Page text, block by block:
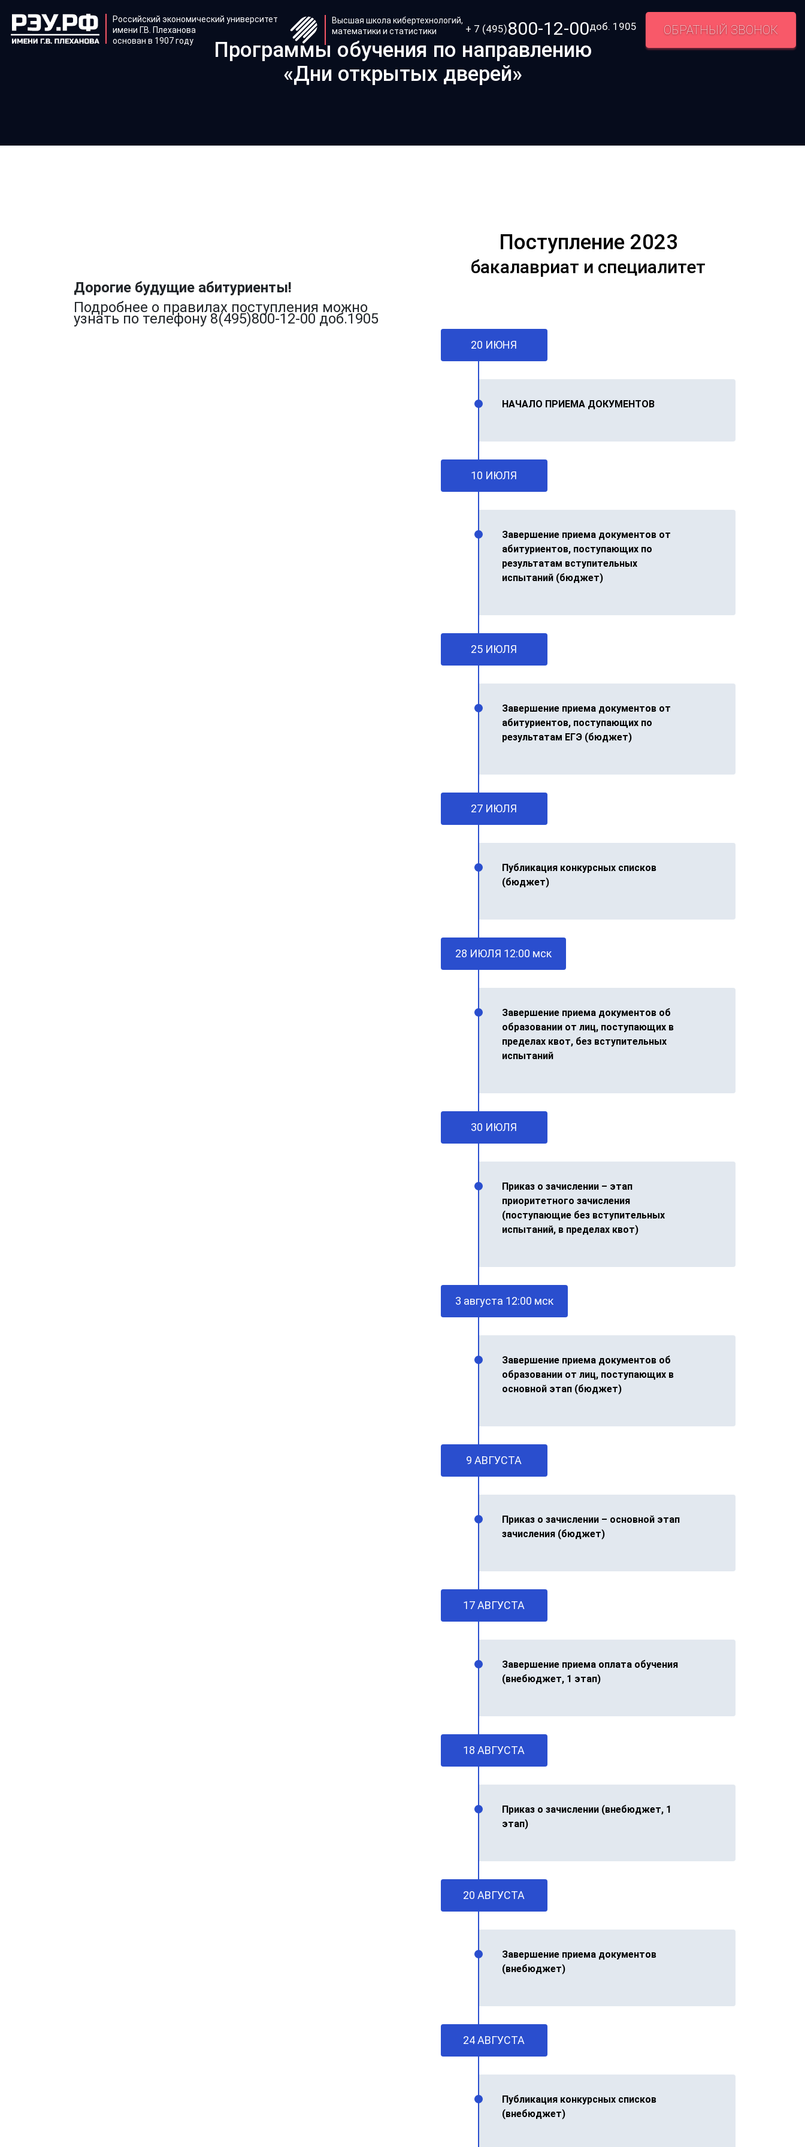
Российский экономический университет
имени Г.В. Плеханова
основан в 1907 году
Высшая школа кибертехнологий,
математики и статистики
+ 7 (495)800-12-00доб. 1905 ОБРАТНЫЙ ЗВОНОК
Программы обучения по направлению
«Дни открытых дверей»
Дорогие будущие абитуриенты!
Подробнее о правилах поступления можно
узнать по телефону 8(495)800-12-00 доб.1905
Поступление 2023
бакалавриат и специалитет
20 ИЮНЯ
НАЧАЛО ПРИЕМА ДОКУМЕНТОВ
10 ИЮЛЯ
Завершение приема документов от
абитуриентов, поступающих по
результатам вступительных
испытаний (бюджет)
25 ИЮЛЯ
Завершение приема документов от
абитуриентов, поступающих по
результатам ЕГЭ (бюджет)
27 ИЮЛЯ
Публикация конкурсных списков
(бюджет)
28 ИЮЛЯ 12:00 мск
Завершение приема документов об
образовании от лиц, поступающих в
пределах квот, без вступительных
испытаний
30 ИЮЛЯ
Приказ о зачислении – этап
приоритетного зачисления
(поступающие без вступительных
испытаний, в пределах квот)
3 августа 12:00 мск
Завершение приема документов об
образовании от лиц, поступающих в
основной этап (бюджет)
9 АВГУСТА
Приказ о зачислении – основной этап
зачисления (бюджет)
17 АВГУСТА
Завершение приема оплата обучения
(внебюджет, 1 этап)
18 АВГУСТА
Приказ о зачислении (внебюджет, 1
этап)
20 АВГУСТА
Завершение приема документов
(внебюджет)
24 АВГУСТА
Публикация конкурсных списков
(внебюджет)